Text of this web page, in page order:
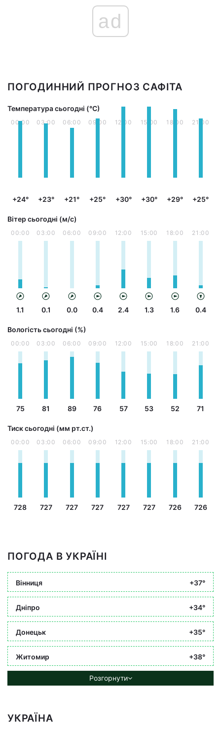
ad
ПОГОДИННИЙ ПРОГНОЗ САФІТА
Температура сьогодні (°С)
00:00
+24°
03:00
+23°
06:00
+21°
09:00
+25°
12:00
+30°
15:00
+30°
18:00
+29°
21:00
+25°
Вітер сьогодні (м/с)
00:00
1.1
03:00
0.1
06:00
0.0
09:00
0.4
12:00
2.4
15:00
1.3
18:00
1.6
21:00
0.4
Вологість сьогодні (%)
00:00
75
03:00
81
06:00
89
09:00
76
12:00
57
15:00
53
18:00
52
21:00
71
Тиск сьогодні (мм рт.ст.)
00:00
728
03:00
727
06:00
727
09:00
727
12:00
727
15:00
727
18:00
726
21:00
726
ПОГОДА В УКРАЇНІ
Вінниця +37°
Дніпро +34°
Донецьк +35°
Житомир +38°
Розгорнути
УКРАЇНА